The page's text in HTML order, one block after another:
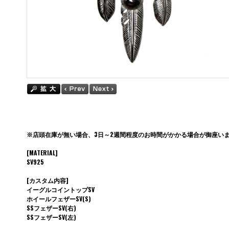
※店頭在庫が無い場合、3日～2週間程度のお時間がかかる場合が御座い
[MATERIAL]
SV925
[カスタム内容]
イーグルコイントップSV
ホイールフェザーSV(S)
SSフェザーSV(右)
SSフェザーSV(左)